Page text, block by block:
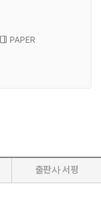
PAPER
출판사 서평